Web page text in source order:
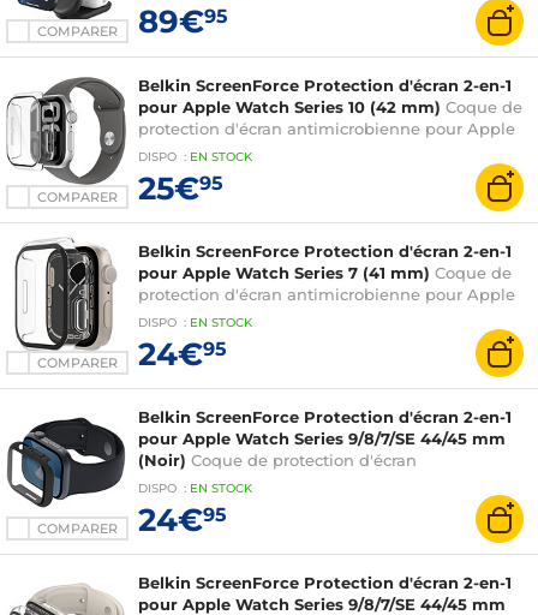
COMPARER 89€95
COMPARER
Belkin ScreenForce Protection d'écran 2-en-1
pour Apple Watch Series 10 (42 mm) Coque de
protection d'écran antimicrobienne pour Apple
Watch Series 10 (42 mm)
DISPO : EN STOCK
25€95
COMPARER
Belkin ScreenForce Protection d'écran 2-en-1
pour Apple Watch Series 7 (41 mm) Coque de
protection d'écran antimicrobienne pour Apple
Watch Series 7 (41 mm)
DISPO : EN STOCK
24€95
COMPARER
Belkin ScreenForce Protection d'écran 2-en-1
pour Apple Watch Series 9/8/7/SE 44/45 mm
(Noir) Coque de protection d'écran
antimicrobienne pour Apple Watch Series
9/8/7/SE 44/45 mm
DISPO : EN STOCK
24€95
Belkin ScreenForce Protection d'écran 2-en-1
pour Apple Watch Series 9/8/7/SE 44/45 mm